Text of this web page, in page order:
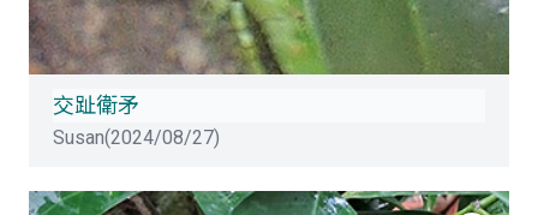
交趾衛矛
Susan(2024/08/27)